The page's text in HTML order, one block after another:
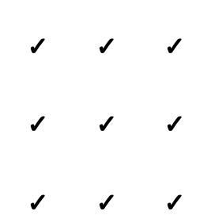
✓ ✓ ✓
✓ ✓ ✓
✓ ✓ ✓